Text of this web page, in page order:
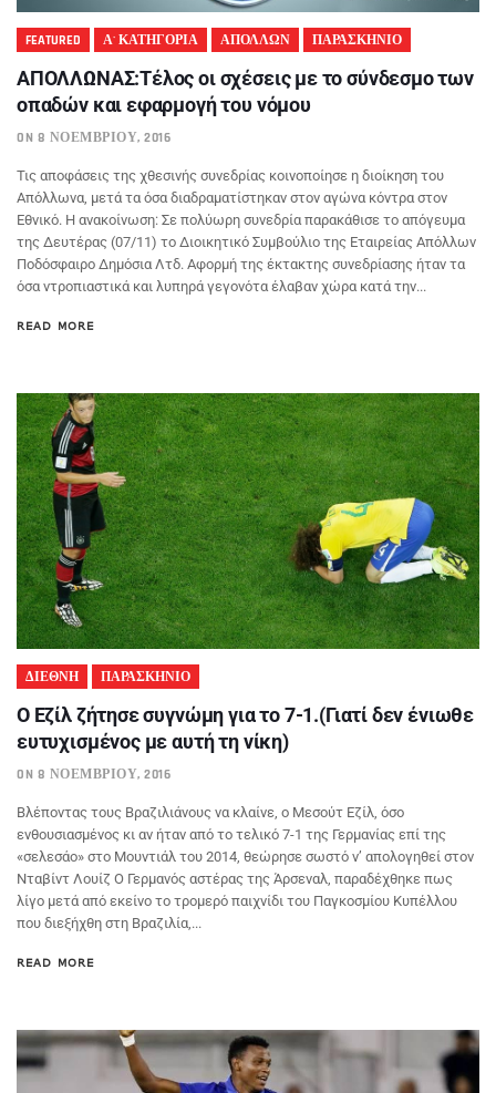
FEATURED Α' ΚΑΤΗΓΟΡΙΑ ΑΠΟΛΛΩΝ ΠΑΡΑΣΚΗΝΙΟ
ΑΠΟΛΛΩΝΑΣ:Τέλος οι σχέσεις με το σύνδεσμο των
οπαδών και εφαρμογή του νόμου
ON 8 ΝΟΕΜΒΡΊΟΥ, 2016
Τις αποφάσεις της χθεσινής συνεδρίας κοινοποίησε η διοίκηση του
Απόλλωνα, μετά τα όσα διαδραματίστηκαν στον αγώνα κόντρα στον
Εθνικό. Η ανακοίνωση: Σε πολύωρη συνεδρία παρακάθισε το απόγευμα
της Δευτέρας (07/11) το Διοικητικό Συμβούλιο της Εταιρείας Απόλλων
Ποδόσφαιρο Δημόσια Λτδ. Αφορμή της έκτακτης συνεδρίασης ήταν τα
όσα ντροπιαστικά και λυπηρά γεγονότα έλαβαν χώρα κατά την...
READ MORE
ΔΙΕΘΝΗ ΠΑΡΑΣΚΗΝΙΟ
Ο Εζίλ ζήτησε συγνώμη για το 7-1.(Γιατί δεν ένιωθε
ευτυχισμένος με αυτή τη νίκη)
ON 8 ΝΟΕΜΒΡΊΟΥ, 2016
Βλέποντας τους Βραζιλιάνους να κλαίνε, ο Μεσούτ Εζίλ, όσο
ενθουσιασμένος κι αν ήταν από το τελικό 7-1 της Γερμανίας επί της
«σελεσάο» στο Μουντιάλ του 2014, θεώρησε σωστό ν’ απολογηθεί στον
Νταβίντ Λουίζ Ο Γερμανός αστέρας της Άρσεναλ, παραδέχθηκε πως
λίγο μετά από εκείνο το τρομερό παιχνίδι του Παγκοσμίου Κυπέλλου
που διεξήχθη στη Βραζιλία,...
READ MORE